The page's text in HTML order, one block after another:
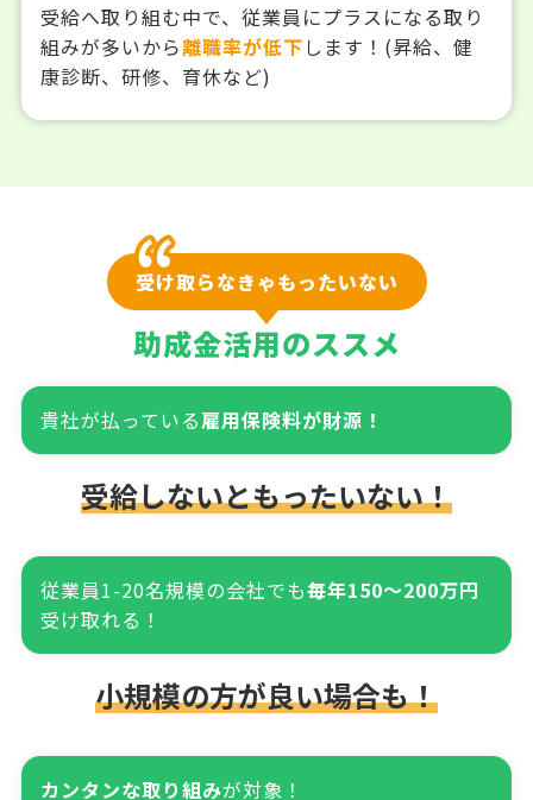
受給へ取り組む中で、従業員にプラスになる取り
組みが多いから離職率が低下します！(昇給、健
康診断、研修、育休など)
受け取らなきゃもったいない
助成金活用のススメ
貴社が払っている雇用保険料が財源！
受給しないともったいない！
従業員1-20名規模の会社でも毎年150～200万円
受け取れる！
小規模の方が良い場合も！
カンタンな取り組みが対象！